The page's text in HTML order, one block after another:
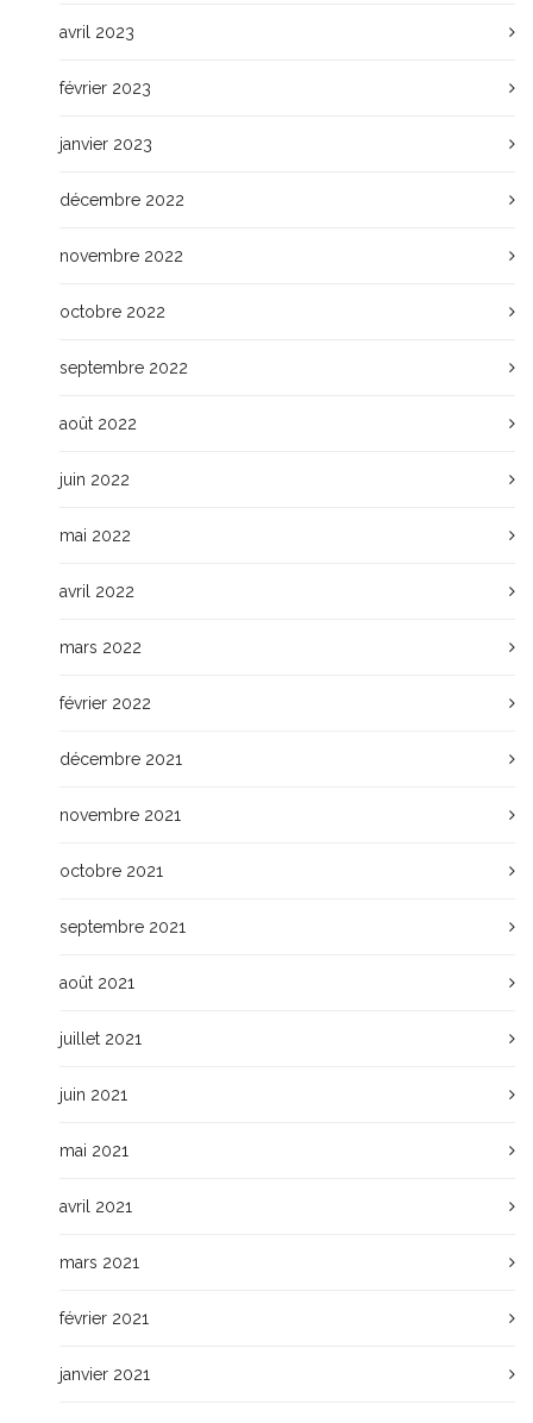
avril 2023
février 2023
janvier 2023
décembre 2022
novembre 2022
octobre 2022
septembre 2022
août 2022
juin 2022
mai 2022
avril 2022
mars 2022
février 2022
décembre 2021
novembre 2021
octobre 2021
septembre 2021
août 2021
juillet 2021
juin 2021
mai 2021
avril 2021
mars 2021
février 2021
janvier 2021